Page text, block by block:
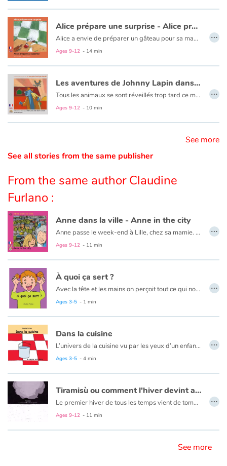
Emotions and feelings
Formats and illustrations
Catalogue anglais
Contraste +
Home
Family
Schools
Libraries
Videos & Tutorials
Blog
Learn french with Storyplay'r
French book lists for children
Reading for children
Activities and workshops
Dyslexia and reading disorders
Alice prépare une surprise - Alice prepares a surprise
Alice a envie de préparer un gâteau pour sa maman. Elle rassemble tous les ingrédients et se dépêche de tout mélanger. Mais tout ne se passe pas comme prévu. La surprise sera-t-elle vraiment réussie ?
Le texte est en français et en anglais.
Ages 9-12 - 14 min
…
Les aventures de Johnny Lapin dans Le coq qui n'avait pas chanté
Tous les animaux se sont réveillés trop tard ce matin à la ferme. Alphonse le coq n'a pas chanté. Il a disparu. Johnny, le lapin détective, se charge de mener l'enquête pour résoudre cette étrange énigme.
Ages 9-12 - 10 min
…
See more
See all stories from the same publisher
From the same author Claudine
Furlano :
Anne dans la ville - Anne in the city
Anne passe le week-end à Lille, chez sa mamie. Au programme : promenade au musée puis récréation au parc. Mais Lille est une grande ville et Anne n’a pas l’habitude. Une intense circulation, une foule grouillante, des ingrédients suffisants pour qu’une petite fille s’y perde. Mais où est passée Mamie ?
Le texte est en français et en anglais.
Ages 9-12 - 11 min
…
À quoi ça sert ?
Avec la tête et les mains on perçoit tout ce qui nous entoure. Mais qu’est-ce qui sert à quoi ? Le vocabulaire des sens dès le plus jeune âge.
Ages 3-5 - 1 min
…
Dans la cuisine
L’univers de la cuisine vu par les yeux d’un enfant pour jouer sur le principe des contraires.
Ages 3-5 - 4 min
…
Tiramisù ou comment l'hiver devint agréable
Le premier hiver de tous les temps vient de tomber sur le petit village de la péninsule. La population est désespérée. Bepi Biscotto, l'inventeur fantaisiste et gourmand du village, trouve dans les étoiles le moyen de ramener le sourire sur toutes les lèvres.
Ages 9-12 - 11 min
…
See more